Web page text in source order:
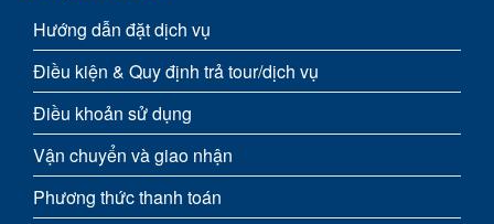
Hướng dẫn đặt dịch vụ
Điều kiện & Quy định trả tour/dịch vụ
Điều khoản sử dụng
Vận chuyển và giao nhận
Phương thức thanh toán